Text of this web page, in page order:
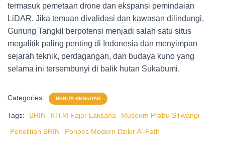
termasuk pemetaan drone dan ekspansi pemindaian
LiDAR. Jika temuan divalidasi dan kawasan dilindungi,
Gunung Tangkil berpotensi menjadi salah satu situs
megalitik paling penting di Indonesia dan menyimpan
sejarah teknik, perdagangan, dan budaya kuno yang
selama ini tersembunyi di balik hutan Sukabumi.
Categories: BERITA KEGIATAN
Tags: BRIN KH.M Fajar Laksana
Museum Prabu Siliwangi
Penelitian BRIN
Ponpes Modern Dzikir Al-Fath